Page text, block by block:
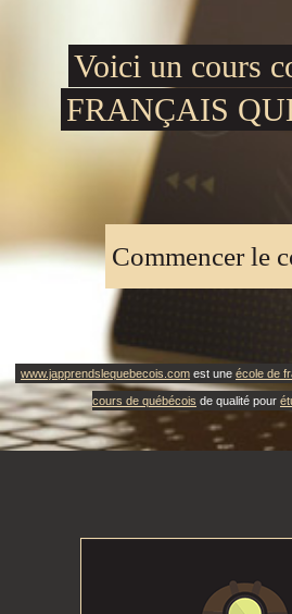
Voici un cours
FRANÇAIS
Commencer le
www.japprendslequebecois.com est une école de
cours de québécois de qualité pour